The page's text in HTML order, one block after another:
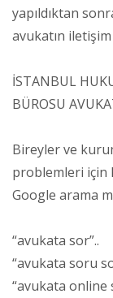
yapıldıktan
avukatın
İSTANBUL
BÜROSU
Bireyler ve
problemleri için
Google arama
“avukata sor”..
“avukata soru
“avukata online